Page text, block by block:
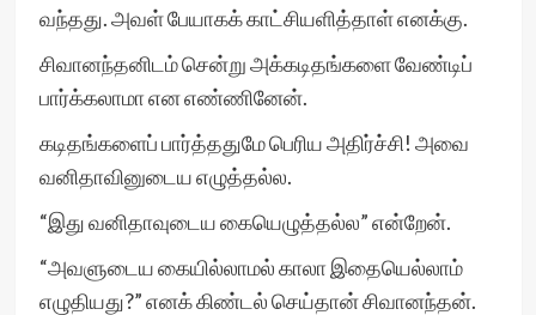
வந்தது. அவள் பேயாகக் காட்சியளித்தாள் எனக்கு.
சிவானந்தனிடம் சென்று அக்கடிதங்களை வேண்டிப்
பார்க்கலாமா என எண்ணினேன்.
கடிதங்களைப் பார்த்ததுமே பெரிய அதிர்ச்சி! அவை
வனிதாவினுடைய எழுத்தல்ல.
“இது வனிதாவுடைய கையெழுத்தல்ல” என்றேன்.
“அவளுடைய கையில்லாமல் காலா இதையெல்லாம்
எழுதியது?” எனக் கிண்டல் செய்தான் சிவானந்தன்.